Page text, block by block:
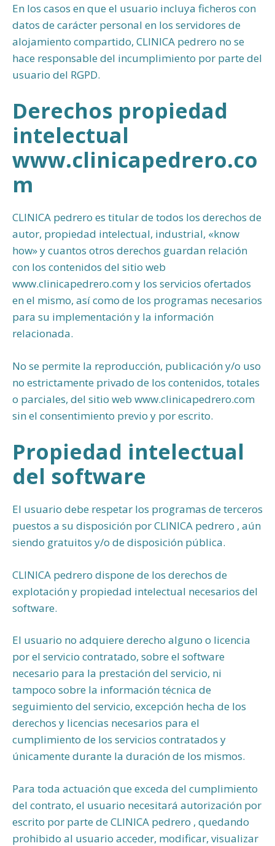
En los casos en que el usuario incluya ficheros con
datos de carácter personal en los servidores de
alojamiento compartido, CLINICA pedrero no se
hace responsable del incumplimiento por parte del
usuario del RGPD.
Derechos propiedad
intelectual
www.clinicapedrero.co
m
CLINICA pedrero es titular de todos los derechos de
autor, propiedad intelectual, industrial, «know
how» y cuantos otros derechos guardan relación
con los contenidos del sitio web
www.clinicapedrero.com y los servicios ofertados
en el mismo, así como de los programas necesarios
para su implementación y la información
relacionada.
No se permite la reproducción, publicación y/o uso
no estrictamente privado de los contenidos, totales
o parciales, del sitio web www.clinicapedrero.com
sin el consentimiento previo y por escrito.
Propiedad intelectual
del software
El usuario debe respetar los programas de terceros
puestos a su disposición por CLINICA pedrero , aún
siendo gratuitos y/o de disposición pública.
CLINICA pedrero dispone de los derechos de
explotación y propiedad intelectual necesarios del
software.
El usuario no adquiere derecho alguno o licencia
por el servicio contratado, sobre el software
necesario para la prestación del servicio, ni
tampoco sobre la información técnica de
seguimiento del servicio, excepción hecha de los
derechos y licencias necesarios para el
cumplimiento de los servicios contratados y
únicamente durante la duración de los mismos.
Para toda actuación que exceda del cumplimiento
del contrato, el usuario necesitará autorización por
escrito por parte de CLINICA pedrero , quedando
prohibido al usuario acceder, modificar, visualizar